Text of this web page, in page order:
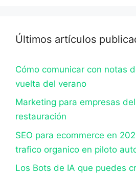
Últimos artículos
Cómo comunicar con notas
vuelta del verano
Marketing para empresas
restauración
SEO para ecommerce en
trafico organico en piloto
Los Bots de IA que puedes